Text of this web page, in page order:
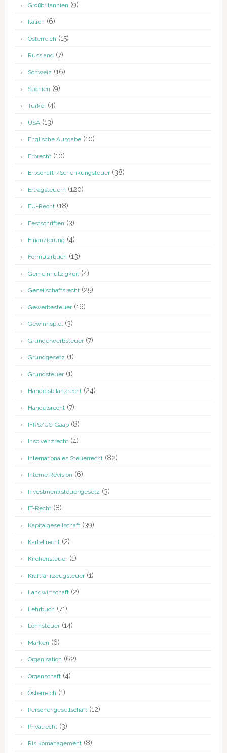
Großbritannien (9)
Italien (6)
Österreich (15)
Russland(7)
Schweiz (16)
Spanien (9)
Türkei (4)
USA(13)
Englische Ausgabe(10)
Erbrecht(10)
Erbschaft-/Schenkungsteuer(38)
Ertragsteuern (120)
EU-Recht(18)
Festschriften (3)
Finanzierung (4)
Formularbuch (13)
Gemeinnützigkeit(4)
Gesellschaftsrecht(25)
Gewerbesteuer(16)
Gewinnspiel(3)
Grunderwerbsteuer(7)
Grundgesetz (1)
Grundsteuer(1)
Handelsbilanzrecht(24)
Handelsrecht(7)
IFRS/US-Gaap(8)
Insolvenzrecht(4)
Internationales Steuerrecht(82)
Interne Revision (6)
Investment(steuer)gesetz (3)
IT-Recht(8)
Kapitalgesellschaft(39)
Kartellrecht(2)
Kirchensteuer(1)
Kraftfahrzeugsteuer(1)
Landwirtschaft(2)
Lehrbuch (71)
Lohnsteuer(14)
Marken (6)
Organisation (62)
Organschaft(4)
Österreich (1)
Personengesellschaft(12)
Privatrecht(3)
Risikomanagement(8)